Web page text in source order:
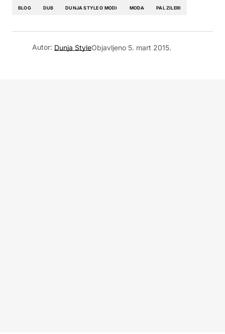
BLOG DUB DUNJA STYLE O MODI MODA PAL ZILERI
Autor: Dunja StyleObjavljeno 5. mart 2015.